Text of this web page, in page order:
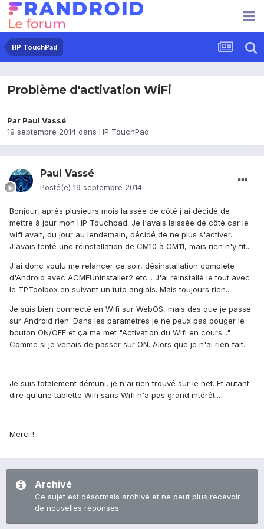
HP TouchPad
Problème d'activation WiFi
Par Paul Vassé
19 septembre 2014 dans HP TouchPad
Paul Vassé
Posté(e) 19 septembre 2014
Bonjour, après plusieurs mois laissée de côté j'ai décidé de
mettre à jour mon HP Touchpad. Je l'avais laissée de côté car le
wifi avait, du jour au lendemain, décidé de ne plus s'activer...
J'avais tenté une réinstallation de CM10 à CM11, mais rien n'y fit...
J'ai donc voulu me relancer ce soir, désinstallation complète
d'Android avec ACMEUninstaller2 etc... J'ai réinstallé le tout avec
le TPToolbox en suivant un tuto anglais. Mais toujours rien...
Je suis bien connecté en Wifi sur WebOS, mais dès que je passe
sur Android rien. Dans les paramètres je ne peux pas bouger le
bouton ON/OFF et ça me met "Activation du Wifi en cours..."
Comme si je venais de passer sur ON. Alors que je n'ai rien fait.
Je suis totalement démuni, je n'ai rien trouvé sur le net. Et autant
dire qu'une tablette Wifi sans Wifi n'a pas grand intérêt...
Merci !
Archivé
Ce sujet est désormais archivé et ne peut plus recevoir
de nouvelles réponses.